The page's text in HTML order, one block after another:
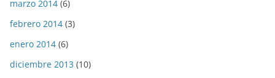
marzo 2014 (6)
febrero 2014 (3)
enero 2014 (6)
diciembre 2013 (10)